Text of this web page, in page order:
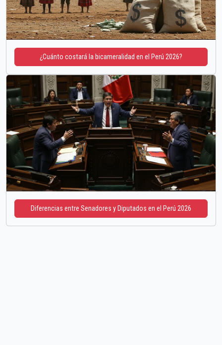
¿Cuánto costará la bicameralidad en el Perú 2026?
Diferencias entre Senadores y Diputados en el Perú 2026